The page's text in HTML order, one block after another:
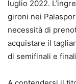
luglio 2022.
gironi nei
necessità di
acquistare il
di semifinali e